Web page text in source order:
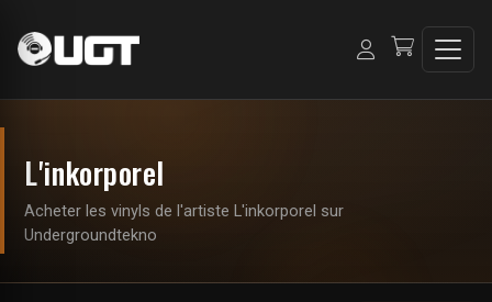
L'inkorporel
Acheter les vinyls de l'artiste L'inkorporel sur
Undergroundtekno